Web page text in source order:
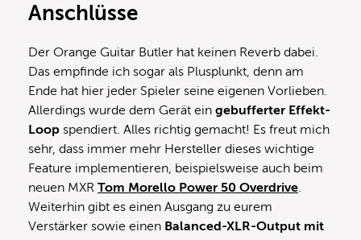
Anschlüsse
Der Orange Guitar Butler hat keinen Reverb dabei.
Das empfinde ich sogar als Plusplunkt, denn am
Ende hat hier jeder Spieler seine eigenen Vorlieben.
Allerdings wurde dem Gerät ein gebufferter Effekt-
Loop spendiert. Alles richtig gemacht! Es freut mich
sehr, dass immer mehr Hersteller dieses wichtige
Feature implementieren, beispielsweise auch beim
neuen MXR Tom Morello Power 50 Overdrive
Weiterhin gibt es einen Ausgang zu eurem
Verstärker sowie einen Balanced-XLR-Output mit